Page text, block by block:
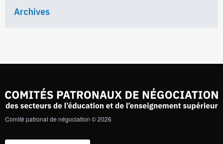
Archives
Comité patronal de négociation © 2026